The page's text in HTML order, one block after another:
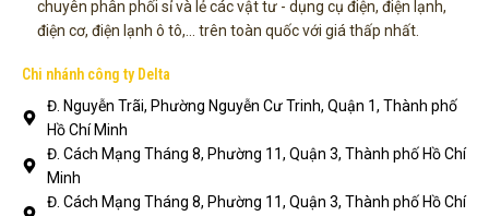
chuyên phân phối sỉ và lẻ các vật tư - dụng cụ điện, điện lạnh,
điện cơ, điện lạnh ô tô,... trên toàn quốc với giá thấp nhất.
Chi nhánh công ty Delta
Đ. Nguyễn Trãi, Phường Nguyễn Cư Trinh, Quận 1, Thành phố
Hồ Chí Minh
Đ. Cách Mạng Tháng 8, Phường 11, Quận 3, Thành phố Hồ Chí
Minh
Đ. Cách Mạng Tháng 8, Phường 11, Quận 3, Thành phố Hồ Chí